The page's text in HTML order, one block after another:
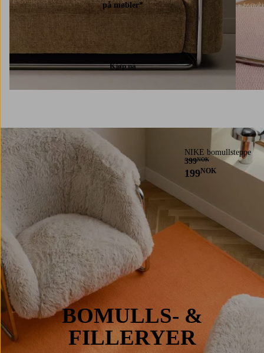
på møbler*
Kjøp nå
NIKE bomullsteppe
399NOK
199NOK
BOMULLS- &
FILLERYER